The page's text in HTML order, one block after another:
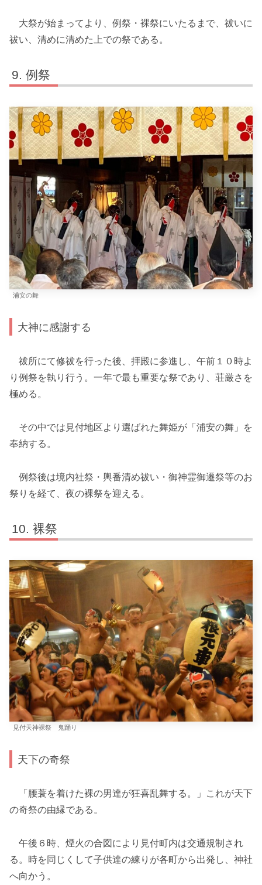
大祭が始まってより、例祭・裸祭にいたるまで、祓いに
祓い、清めに清めた上での祭である。
例祭
浦安の舞
大神に感謝する
祓所にて修祓を行った後、拝殿に参進し、午前１０時よ
り例祭を執り行う。一年で最も重要な祭であり、荘厳さを
極める。
その中では見付地区より選ばれた舞姫が「浦安の舞」を
奉納する。
例祭後は境内社祭・輿番清め祓い・御神霊御遷祭等のお
祭りを経て、夜の裸祭を迎える。
裸祭
見付天神裸祭 鬼踊り
天下の奇祭
「腰蓑を着けた裸の男達が狂喜乱舞する。」これが天下
の奇祭の由縁である。
午後６時、煙火の合図により見付町内は交通規制され
る。時を同じくして子供達の練りが各町から出発し、神社
へ向かう。